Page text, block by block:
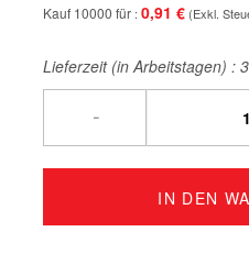
Kauf 10000 für 0,91 €
Lieferzeit (in Arbeitstagen) :
-
IN DEN